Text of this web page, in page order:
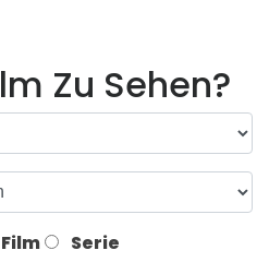
Zu Sehen?
Film Serie